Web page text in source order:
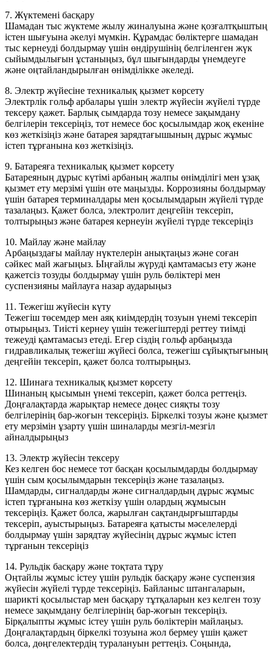
7. Жүктемені басқару
Шамадан тыс жүктеме жылу жиналуына және қозғалтқыштың
істен шығуына әкелуі мүмкін. Құрамдас бөліктерге шамадан
тыс кернеуді болдырмау үшін өндірушінің белгіленген жүк
сыйымдылығын ұстаныңыз, бұл шығындарды үнемдеуге
және оңтайландырылған өнімділікке әкеледі.
8. Электр жүйесіне техникалық қызмет көрсету
Электрлік гольф арбалары үшін электр жүйесін жүйелі түрде
тексеру қажет. Барлық сымдарда тозу немесе зақымдану
белгілерін тексеріңіз, тот немесе бос қосылымдар жоқ екеніне
көз жеткізіңіз және батарея зарядтағышының дұрыс жұмыс
істеп тұрғанына көз жеткізіңіз.
9. Батареяға техникалық қызмет көрсету
Батареяның дұрыс күтімі арбаның жалпы өнімділігі мен ұзақ
қызмет ету мерзімі үшін өте маңызды. Коррозияны болдырмау
үшін батарея терминалдары мен қосылымдарын жүйелі түрде
тазалаңыз. Қажет болса, электролит деңгейін тексеріп,
толтырыңыз және батарея кернеуін жүйелі түрде тексеріңіз
10. Майлау және майлау
Арбаңыздағы майлау нүктелерін анықтаңыз және соған
сәйкес май жағыңыз. Ыңғайлы жүруді қамтамасыз ету және
қажетсіз тозуды болдырмау үшін руль бөліктері мен
суспензияны майлауға назар аударыңыз
11. Тежегіш жүйесін күту
Тежегіш төсемдер мен аяқ киімдердің тозуын үнемі тексеріп
отырыңыз. Тиісті кернеу үшін тежегіштерді реттеу тиімді
тежеуді қамтамасыз етеді. Егер сіздің гольф арбаңызда
гидравликалық тежегіш жүйесі болса, тежегіш сұйықтығының
деңгейін тексеріп, қажет болса толтырыңыз.
12. Шинаға техникалық қызмет көрсету
Шинаның қысымын үнемі тексеріп, қажет болса реттеңіз.
Доңғалақтарда жарықтар немесе дөңес сияқты тозу
белгілерінің бар-жоғын тексеріңіз. Біркелкі тозуы және қызмет
ету мерзімін ұзарту үшін шиналарды мезгіл-мезгіл
айналдырыңыз
13. Электр жүйесін тексеру
Кез келген бос немесе тот басқан қосылымдарды болдырмау
үшін сым қосылымдарын тексеріңіз және тазалаңыз.
Шамдарды, сигналдарды және сигналдардың дұрыс жұмыс
істеп тұрғанына көз жеткізу үшін олардың жұмысын
тексеріңіз. Қажет болса, жарылған сақтандырғыштарды
тексеріп, ауыстырыңыз. Батареяға қатысты мәселелерді
болдырмау үшін зарядтау жүйесінің дұрыс жұмыс істеп
тұрғанын тексеріңіз
14. Рульдік басқару және тоқтата тұру
Оңтайлы жұмыс істеу үшін рульдік басқару және суспензия
жүйесін жүйелі түрде тексеріңіз. Байланыс штангаларын,
шарикті қосылыстар мен басқару тұтқаларын кез келген тозу
немесе зақымдану белгілерінің бар-жоғын тексеріңіз.
Бірқалыпты жұмыс істеу үшін руль бөліктерін майлаңыз.
Доңғалақтардың біркелкі тозуына жол бермеу үшін қажет
болса, дөңгелектердің туралануын реттеңіз. Соңында,